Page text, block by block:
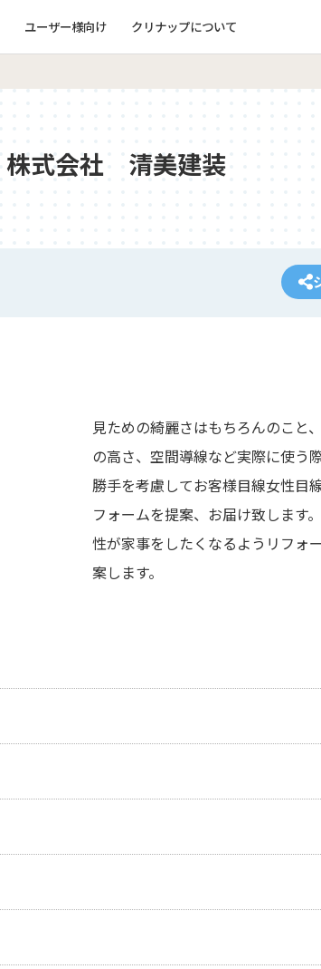
ユーザー様向け クリナップについて
株式会社 清美建装
見ための綺麗さはもちろんのこと
の高さ、空間導線など実際に使う
勝手を考慮してお客様目線女性目
フォームを提案、お届け致します
性が家事をしたくなるようリフォ
案します。